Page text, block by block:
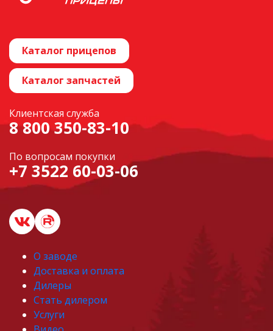
Каталог прицепов
Каталог запчастей
О заводе
Доставка и оплата
Дилеры
Стать дилером
Услуги
Клиентская служба
8 800 350-83-10
По вопросам покупки
+7 3522 60-03-06